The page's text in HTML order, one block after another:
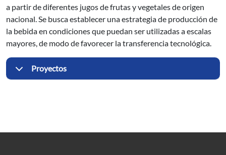
a partir de diferentes jugos de frutas y vegetales de origen
nacional. Se busca establecer una estrategia de producción de
la bebida en condiciones que puedan ser utilizadas a escalas
mayores, de modo de favorecer la transferencia tecnológica.
Proyectos